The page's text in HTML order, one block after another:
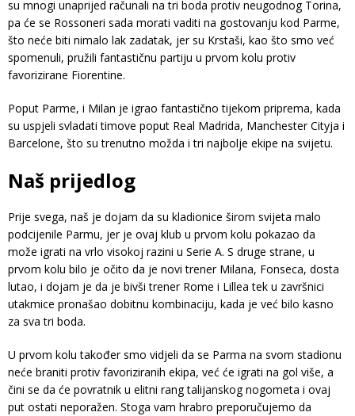
su mnogi unaprijed računali na tri boda protiv neugodnog Torina,
pa će se Rossoneri sada morati vaditi na gostovanju kod Parme,
što neće biti nimalo lak zadatak, jer su Krstaši, kao što smo već
spomenuli, pružili fantastičnu partiju u prvom kolu protiv
favorizirane Fiorentine.
Poput Parme, i Milan je igrao fantastično tijekom priprema, kada
su uspjeli svladati timove poput Real Madrida, Manchester Cityja i
Barcelone, što su trenutno možda i tri najbolje ekipe na svijetu.
Naš prijedlog
Prije svega, naš je dojam da su kladionice širom svijeta malo
podcijenile Parmu, jer je ovaj klub u prvom kolu pokazao da
može igrati na vrlo visokoj razini u Serie A. S druge strane, u
prvom kolu bilo je očito da je novi trener Milana, Fonseca, dosta
lutao, i dojam je da je bivši trener Rome i Lillea tek u završnici
utakmice pronašao dobitnu kombinaciju, kada je već bilo kasno
za sva tri boda.
U prvom kolu također smo vidjeli da se Parma na svom stadionu
neće braniti protiv favoriziranih ekipa, već će igrati na gol više, a
čini se da će povratnik u elitni rang talijanskog nogometa i ovaj
put ostati neporažen. Stoga vam hrabro preporučujemo da